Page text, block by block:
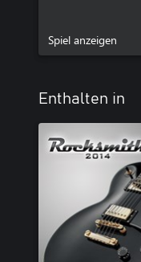
Spiel anzeigen
Enthalten in